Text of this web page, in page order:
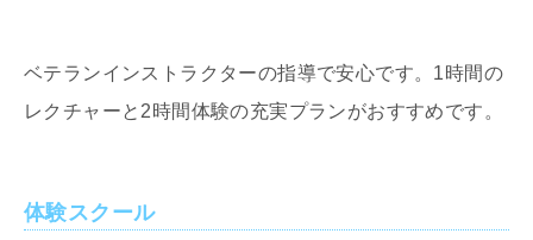
ベテランインストラクターの指導で安心です。1時間の
レクチャーと2時間体験の充実プランがおすすめです。
体験スクール